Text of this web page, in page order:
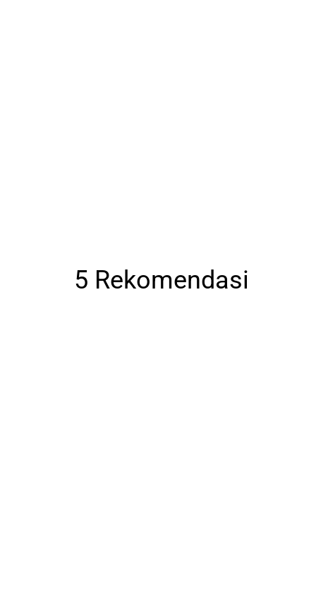
5 Rekomendasi